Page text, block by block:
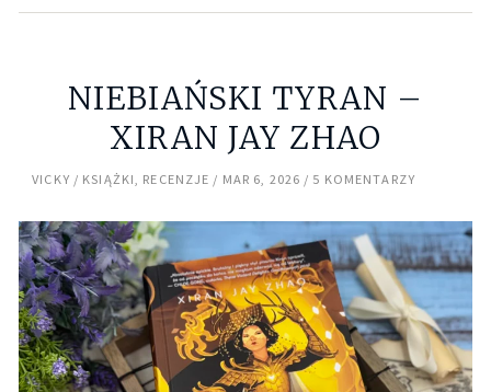
NIEBIAŃSKI TYRAN –
XIRAN JAY ZHAO
VICKY KSIĄŻKI RECENZJE MAR 6, 2026 5 KOMENTARZY